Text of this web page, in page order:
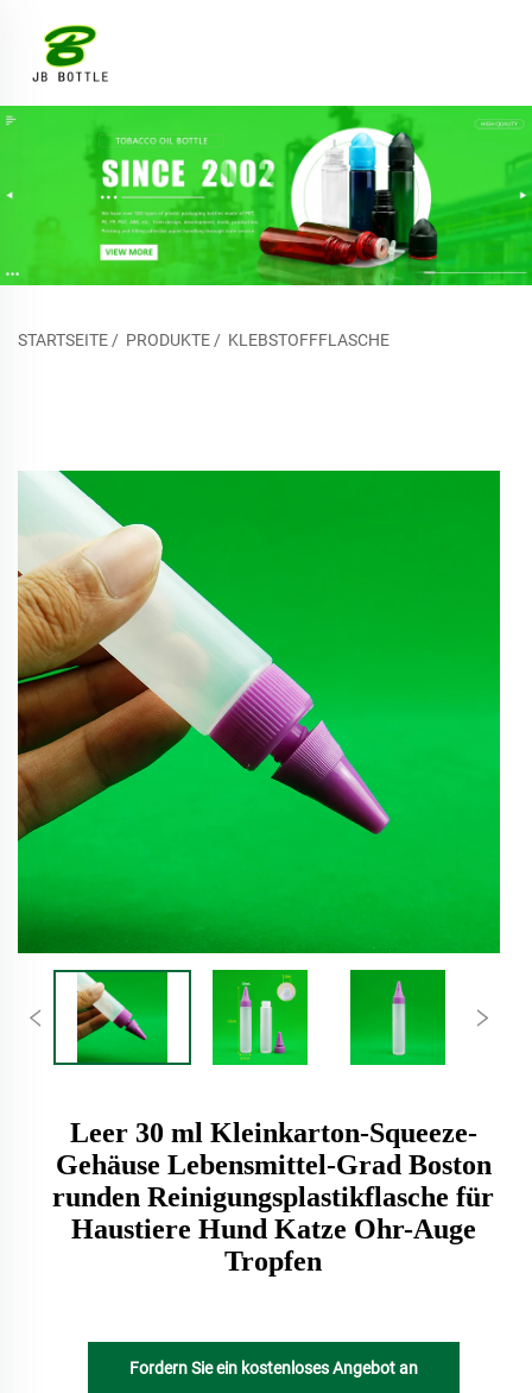
STARTSEITE/ PRODUKTE/ KLEBSTOFFFLASCHE
Leer 30 ml Kleinkarton-Squeeze-
Gehäuse Lebensmittel-Grad Boston
runden Reinigungsplastikflasche für
Haustiere Hund Katze Ohr-Auge
Tropfen
Fordern Sie ein kostenloses Angebot an